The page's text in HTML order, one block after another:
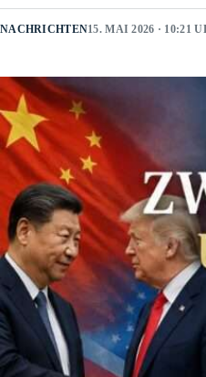
NACHRICHTEN15. MAI 2026 · 10:21